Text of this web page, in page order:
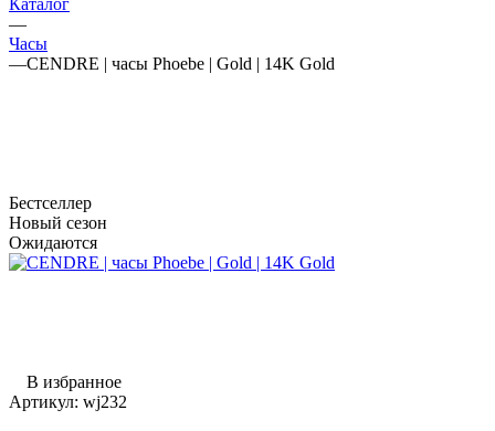
Каталог
—
Часы
—CENDRE | часы Phoebe | Gold | 14K Gold
Бестселлер
Новый сезон
Ожидаются
В избранное
Артикул: wj232